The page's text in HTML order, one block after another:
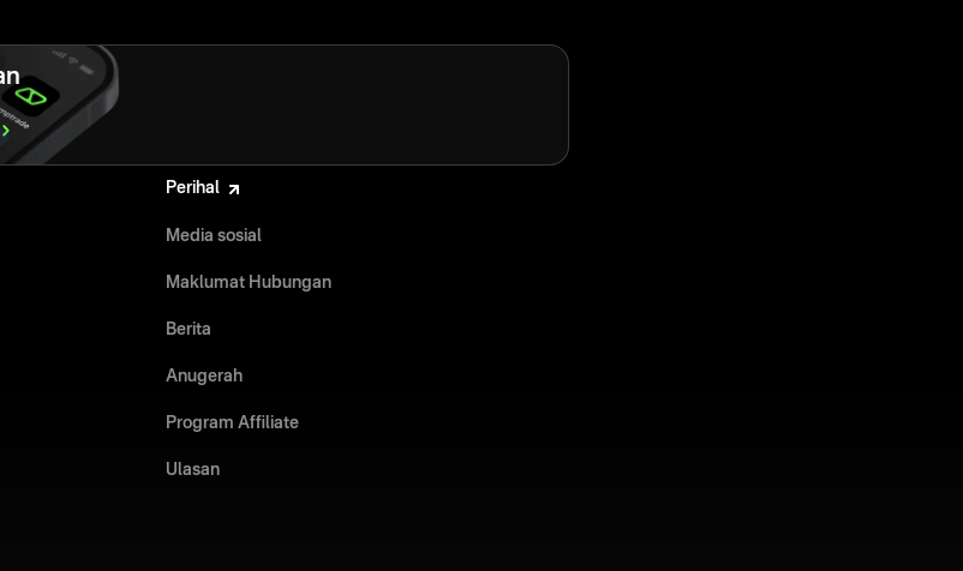
Perihal
Media sosial
Maklumat Hubungan
Berita
Anugerah
Program Affiliate
Ulasan